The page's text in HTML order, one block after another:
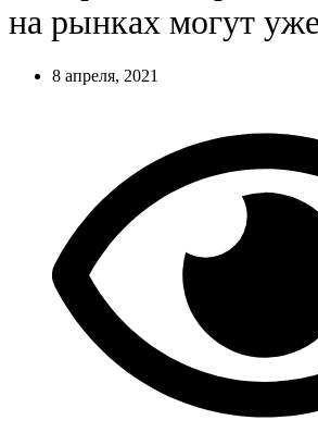
на рынках могут
8 апреля, 2021